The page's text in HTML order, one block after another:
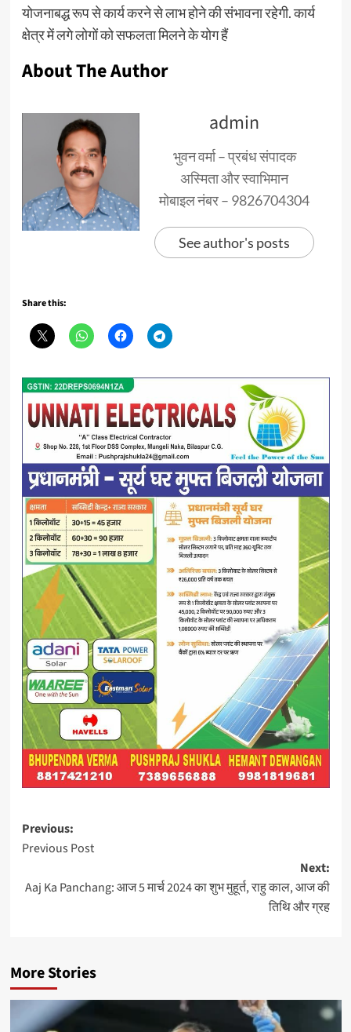
योजनाबद्ध रूप से कार्य करने से लाभ होने की संभावना रहेगी. कार्य
क्षेत्र में लगे लोगों को सफलता मिलने के योग हैं
About The Author
admin
भुवन वर्मा – प्रबंध संपादक
अस्मिता और स्वाभिमान
मोबाइल नंबर – 9826704304
See author's posts
Share this:
Post
navigation
Previous:
Previous Post
Next:
Aaj Ka Panchang: आज 5 मार्च 2024 का शुभ मुहूर्त, राहु काल, आज की
तिथि और ग्रह
More Stories